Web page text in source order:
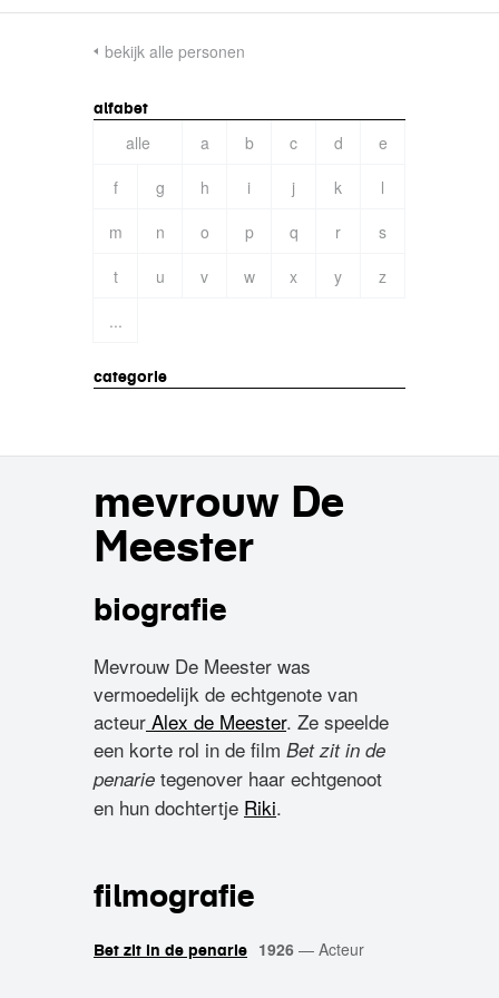
bekijk alle personen
alfabet
alle a b c d
e
f
g h i j k
l
m
n o p q r
s
t
u v w x y
z
...
categorie
mevrouw De
Meester
biografie
Mevrouw De Meester was
vermoedelijk de echtgenote van
acteur Alex de Meester. Ze speelde
een korte rol in de film Bet zit in de
penarie tegenover haar echtgenoot
en hun dochtertje Riki.
filmografie
Bet zit in de penarie 1926 — Acteur